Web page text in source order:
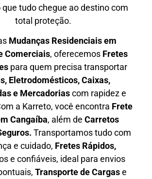
tudo chegue ao destino com
total proteção.
Mudanças Residenciais em
Comerciais, oferecemos Fretes
para quem precisa transportar
Eletrodomésticos, Caixas,
e Mercadoriascom rapidez e
a Karreto, você encontra Frete
Cangaíba, além de Carretos
. Transportamos tudo com
e cuidado, Fretes Rápidos,
e confiáveis, ideal para envios
Transporte de Cargase